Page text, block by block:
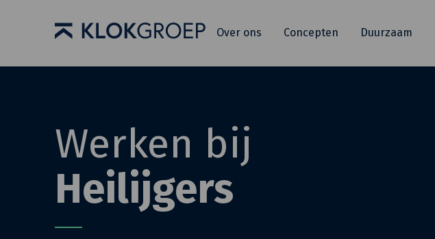
Over ons Concepten Duurzaam
Werken bij
Heilijgers